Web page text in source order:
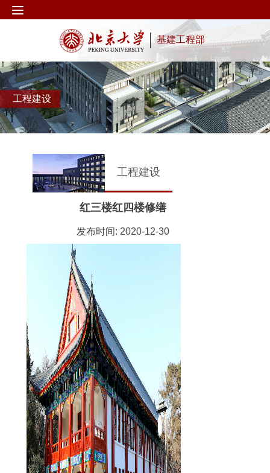
基建工程部
工程建设
工程建设
红三楼红四楼修缮
发布时间: 2020-12-30